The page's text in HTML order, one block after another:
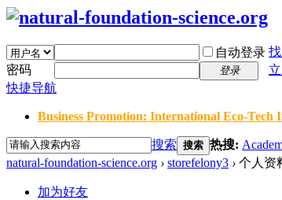
自动登录
密码
登录
快捷导航
Business Promotion: International Eco-
搜索 搜索 热搜:
natural-foundation-science.org › storefelony3 › 个人资
加为好友